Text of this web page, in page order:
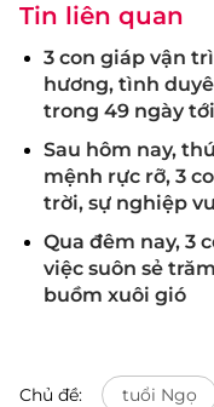
Tin liên quan
3 con giáp vận
hương, tình
trong 49 ngày tới
Sau hôm nay,
mệnh rực rỡ, 3
trời, sự nghiệp
Qua đêm nay, 3
việc suôn sẻ
buồm xuôi gió
Chủ đề: tuổi Ngọ